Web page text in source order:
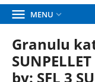
 MENU 
Granulu
by: SFL 3